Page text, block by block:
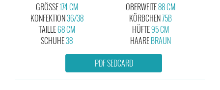
GRÖSSE174 CM
KONFEKTION36/38
OBERWEITE88 CM
KÖRBCHEN75B
TAILLE68 CM
SCHUHE38
HÜFTE95 CM
HAAREBRAUN
PDF SEDCARD